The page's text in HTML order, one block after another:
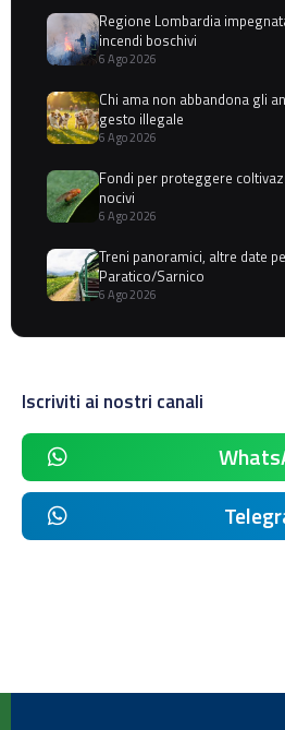
Regione Lombardia
incendi boschivi
6 Ago 2026
Chi ama non abbandona gli
gesto illegale
6 Ago 2026
Fondi per proteggere
nocivi
6 Ago 2026
Treni panoramici, altre date
Paratico/Sarnico
6 Ago 2026
Iscriviti ai nostri canali